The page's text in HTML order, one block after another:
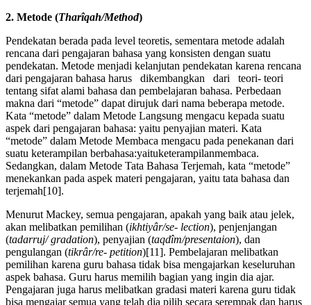
2. Metode (Tharîqah/Method)
Pendekatan berada pada level teoretis, sementara metode adalah
rencana dari pengajaran bahasa yang konsisten dengan suatu
pendekatan. Metode menjadi kelanjutan pendekatan karena rencana
dari pengajaran bahasa harus dikembangkan dari teori- teori
tentang sifat alami bahasa dan pembelajaran bahasa. Perbedaan
makna dari “metodeˮ dapat dirujuk dari nama beberapa metode.
Kata “metodeˮ dalam Metode Langsung mengacu kepada suatu
aspek dari pengajaran bahasa: yaitu penyajian materi. Kata
“metodeˮ dalam Metode Membaca mengacu pada penekanan dari
suatu keterampilan berbahasa:yaituketerampilanmembaca.
Sedangkan, dalam Metode Tata Bahasa Terjemah, kata “metodeˮ
menekankan pada aspek materi pengajaran, yaitu tata bahasa dan
terjemah[10].
Menurut Mackey, semua pengajaran, apakah yang baik atau jelek,
akan melibatkan pemilihan (ikhtiyâr/se- lection), penjenjangan
(tadarruj/ gradation), penyajian (taqdîm/presentaion), dan
pengulangan (tikrâr/re- petition)[11]. Pembelajaran melibatkan
pemilihan karena guru bahasa tidak bisa mengajarkan keseluruhan
aspek bahasa. Guru harus memilih bagian yang ingin dia ajar.
Pengajaran juga harus melibatkan gradasi materi karena guru tidak
bisa mengajar semua yang telah dia pilih secara serempak dan harus